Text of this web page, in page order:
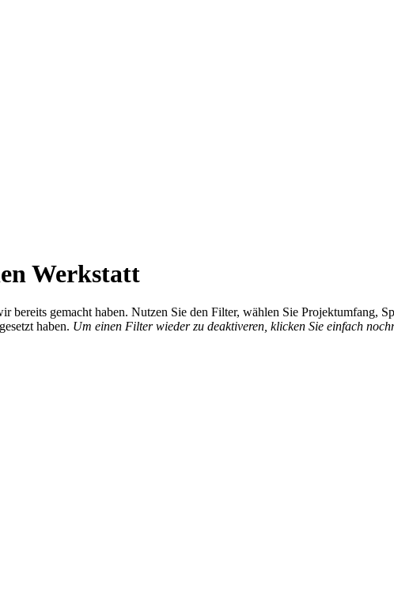
Werkstatt
gemacht haben. Nutzen Sie den Filter, wählen Sie Projektumfang,
haben. Um einen Filter wieder zu deaktiveren, klicken Sie einfach